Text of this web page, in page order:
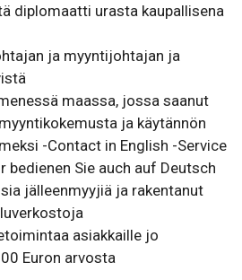
diplomaatti urasta kaupallisena
ja myyntijohtajan ja
maassa, jossa saanut
ja käytännön
-Contact in English -Service
bedienen Sie auch auf Deutsch
jälleenmyyjiä ja rakentanut
asiakkaille jo
Euron arvosta